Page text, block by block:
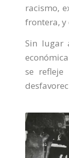
racismo,
frontera, y
Sin lugar
se refleje